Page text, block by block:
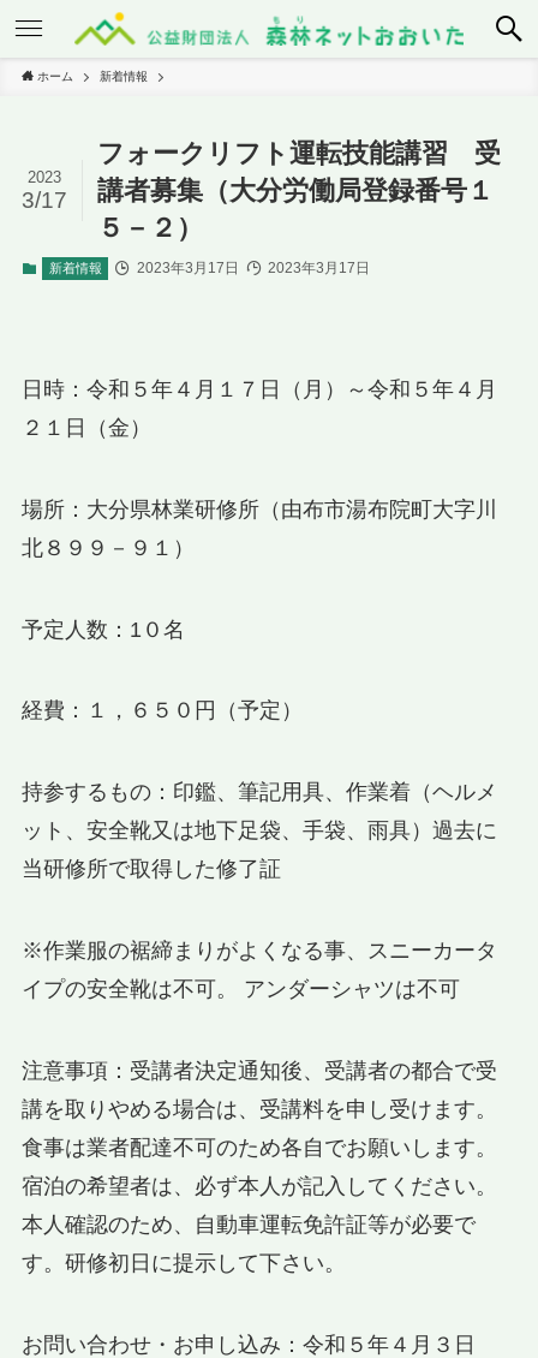
ホーム 新着情報
フォークリフト運転技能講習 受
講者募集（大分労働局登録番号１
５－２）
2023
3/17
新着情報 2023年3月17日 2023年3月17日
日時：令和５年４月１７日（月）～令和５年４月
２１日（金）
場所：大分県林業研修所（由布市湯布院町大字川
北８９９－９１）
予定人数：1０名
経費：１，６５０円（予定）
持参するもの：印鑑、筆記用具、作業着（ヘルメ
ット、安全靴又は地下足袋、手袋、雨具）過去に
当研修所で取得した修了証
※作業服の裾締まりがよくなる事、スニーカータ
イプの安全靴は不可。 アンダーシャツは不可
注意事項：受講者決定通知後、受講者の都合で受
講を取りやめる場合は、受講料を申し受けます。
食事は業者配達不可のため各自でお願いします。
宿泊の希望者は、必ず本人が記入してください。
本人確認のため、自動車運転免許証等が必要で
す。研修初日に提示して下さい。
お問い合わせ・お申し込み：令和５年４月３日